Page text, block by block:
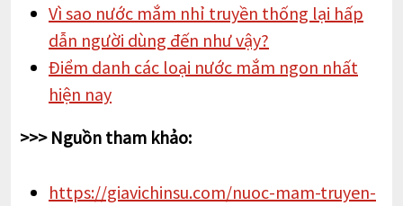
Vì sao nước mắm nhỉ truyền thống lại hấp
dẫn người dùng đến như vậy?
Điểm danh các loại nước mắm ngon nhất
hiện nay
>>> Nguồn tham khảo:
https://giavichinsu.com/nuoc-mam-truyen-